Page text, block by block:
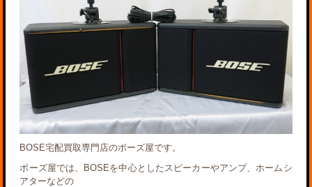
BOSE宅配買取専門店のボーズ屋です。
ボーズ屋では、BOSEを中心としたスピーカーやアンプ、ホームシ
アターなどの